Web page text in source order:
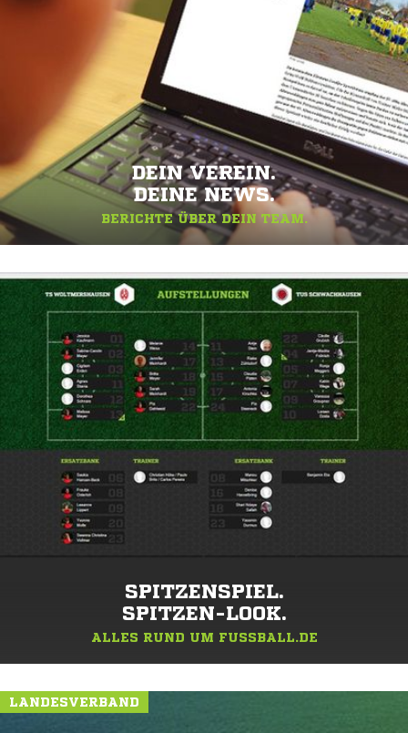
DEIN VEREIN.
DEINE NEWS.
BERICHTE ÜBER DEIN TEAM.
SPITZENSPIEL.
SPITZEN-LOOK.
ALLES RUND UM FUSSBALL.DE
LANDESVERBAND